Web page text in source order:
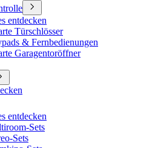
entdecken
Türschlösser
& Fernbedienungen
Garagentoröffner
entdecken
Sets
Sets